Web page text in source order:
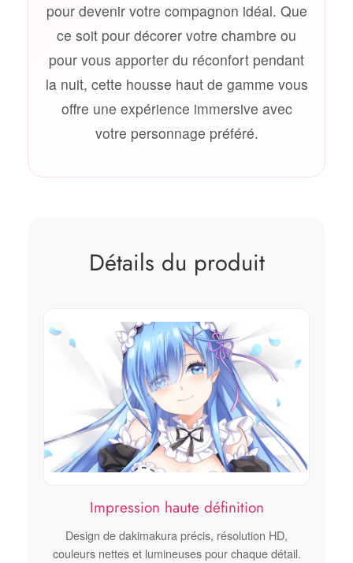
pour devenir votre compagnon idéal. Que
ce soit pour décorer votre chambre ou
pour vous apporter du réconfort pendant
la nuit, cette housse haut de gamme vous
offre une expérience immersive avec
votre personnage préféré.
Détails du produit
Impression haute définition
Design de dakimakura précis, résolution HD,
couleurs nettes et lumineuses pour chaque détail.